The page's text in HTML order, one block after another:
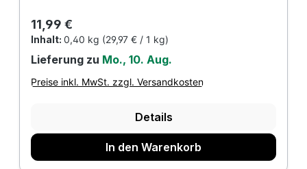
Regulärer Preis:
11,99 €
Inhalt: 0,40 kg (29,97 € / 1 kg)
Lieferung zu Mo., 10. Aug.
Preise inkl. MwSt. zzgl. Versandkosten
Details
In den Warenkorb